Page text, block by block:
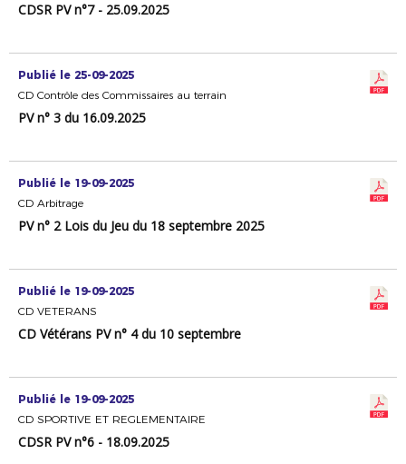
CDSR PV n°7 - 25.09.2025
Publié le 25-09-2025
CD Contrôle des Commissaires au terrain
PV n° 3 du 16.09.2025
Publié le 19-09-2025
CD Arbitrage
PV n° 2 Lois du Jeu du 18 septembre 2025
Publié le 19-09-2025
CD VETERANS
CD Vétérans PV n° 4 du 10 septembre
Publié le 19-09-2025
CD SPORTIVE ET REGLEMENTAIRE
CDSR PV n°6 - 18.09.2025